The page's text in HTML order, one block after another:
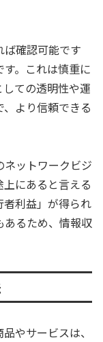
確認可能です
。これは慎重に
ての透明性や運
より信頼できる
ットワークビジ
にあると言える
利益」が得られ
あるため、情報収
やサービスは、